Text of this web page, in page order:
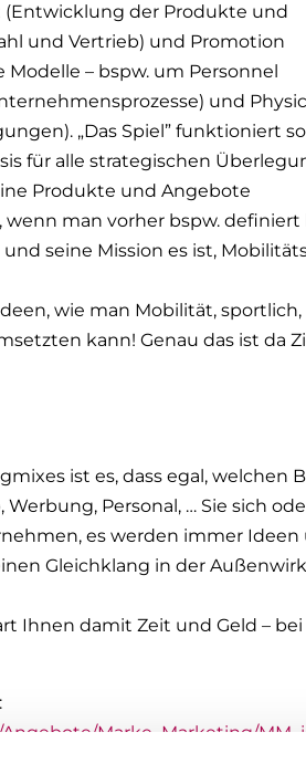
(Entwicklung der Produkte und
und Vertrieb) und Promotion
– bspw. um Personnel
und
„Das Spiel” funktioniert
für alle strategischen
Produkte und Angebote
man vorher bspw. definiert
seine Mission es ist,
wie man Mobilität, sportlich,
kann! Genau das ist da
ist es, dass egal, welchen
Personal, … Sie sich
es werden immer Ideen
Gleichklang in der
Ihnen damit Zeit und Geld –
Marke_Marketing/